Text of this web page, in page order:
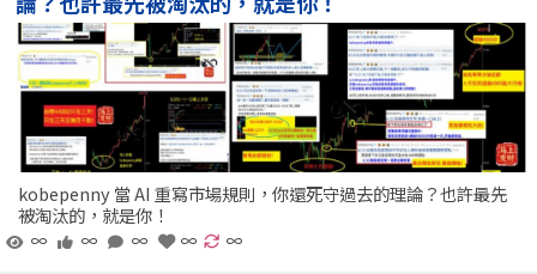
kobepenny 當 AI 重寫市場規則，你還死守過去的理論？也許最先
被淘汰的，就是你！
∞
∞ ∞ ∞ ∞